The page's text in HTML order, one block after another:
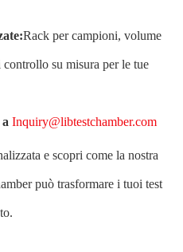
Rack per campioni, volume
su misura per le tue
Inquiry@libtestchamber.com
e scopri come la nostra
può trasformare i tuoi test